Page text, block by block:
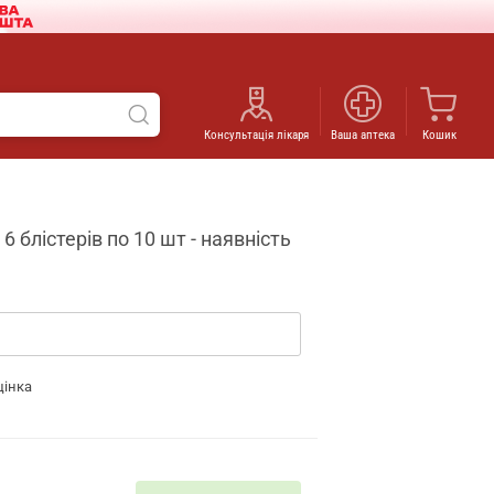
Консультація лікаря Ваша аптека Кошик
по 10 шт - наявність